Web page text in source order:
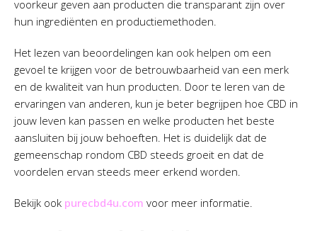
voorkeur geven aan producten die transparant zijn over
hun ingrediënten en productiemethoden.
Het lezen van beoordelingen kan ook helpen om een
gevoel te krijgen voor de betrouwbaarheid van een merk
en de kwaliteit van hun producten. Door te leren van de
ervaringen van anderen, kun je beter begrijpen hoe CBD in
jouw leven kan passen en welke producten het beste
aansluiten bij jouw behoeften. Het is duidelijk dat de
gemeenschap rondom CBD steeds groeit en dat de
voordelen ervan steeds meer erkend worden.
Bekijk ook purecbd4u.com voor meer informatie.